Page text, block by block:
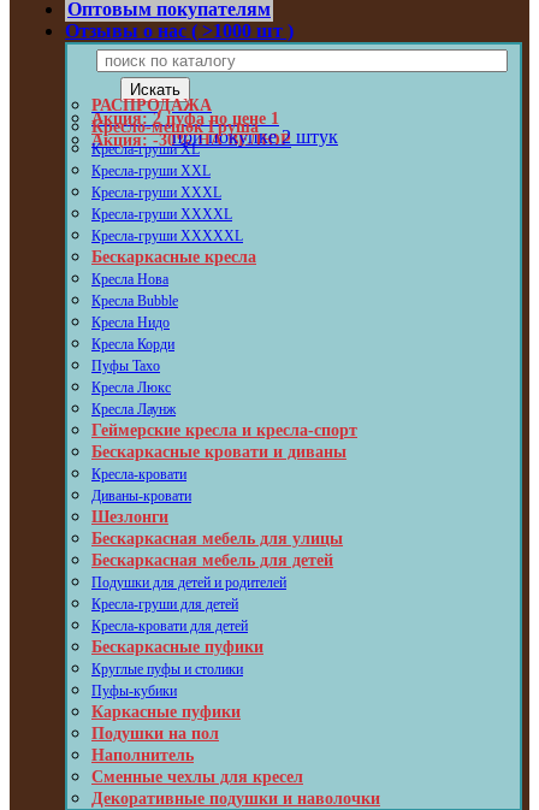
Оптовым покупателям
Отзывы о нас ( >1000 шт )
Акция: 2 пуфа по цене 1
Акция: -30% НА ВЕЛЮР
при покупке 2 штук
РАСПРОДАЖА
Кресло-мешок Груша
Кресла-груши XL
Кресла-груши XXL
Кресла-груши XXXL
Кресла-груши XXXXL
Кресла-груши XXXXXL
Бескаркасные кресла
Кресла Нова
Кресла Bubble
Кресла Нидо
Кресла Корди
Пуфы Taxo
Кресла Люкс
Кресла Лаунж
Геймерские кресла и кресла-спорт
Бескаркасные кровати и диваны
Кресла-кровати
Диваны-кровати
Шезлонги
Бескаркасная мебель для улицы
Бескаркасная мебель для детей
Подушки для детей и родителей
Кресла-груши для детей
Кресла-кровати для детей
Бескаркасные пуфики
Круглые пуфы и столики
Пуфы-кубики
Каркасные пуфики
Подушки на пол
Наполнитель
Сменные чехлы для кресел
Декоративные подушки и наволочки